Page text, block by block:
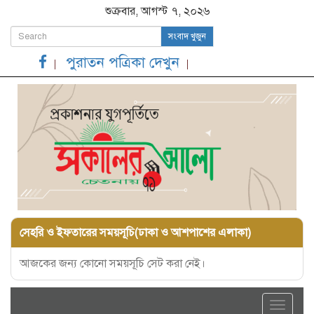
শুক্রবার, আগস্ট ৭, ২০২৬
সংবাদ খুজুন
পুরাতন পত্রিকা দেখুন
সেহরি ও ইফতারের সময়সূচি(ঢাকা ও আশপাশের এলাকা)
আজকের জন্য কোনো সময়সূচি সেট করা নেই।
Toggle